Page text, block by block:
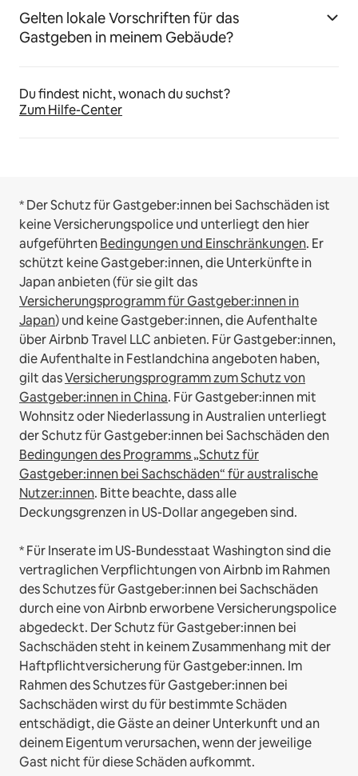
Gelten lokale Vorschriften für das
Gastgeben in meinem Gebäude?
Du findest nicht, wonach du suchst?
Zum Hilfe-Center
* Der Schutz für Gastgeber:innen bei Sachschäden ist
keine Versicherungspolice und unterliegt den hier
aufgeführtenBedingungen und Einschränkungen. Er
schützt keine Gastgeber:innen, die Unterkünfte in
Japan anbieten (für sie gilt das
Versicherungsprogramm für Gastgeber:innen in
Japan) und keine Gastgeber:innen, die Aufenthalte
über Airbnb Travel LLC anbieten. Für Gastgeber:innen,
die Aufenthalte in Festlandchina angeboten haben,
gilt dasVersicherungsprogramm zum Schutz von
Gastgeber:innen in China. Für Gastgeber:innen mit
Wohnsitz oder Niederlassung in Australien unterliegt
der Schutz für Gastgeber:innen bei Sachschäden den
Bedingungen des Programms „Schutz für
Gastgeber:innen bei Sachschäden“ für australische
Nutzer:innen. Bitte beachte, dass alle
Deckungsgrenzen in US-Dollar angegeben sind.
* Für Inserate im US-Bundesstaat Washington sind die
vertraglichen Verpflichtungen von Airbnb im Rahmen
des Schutzes für Gastgeber:innen bei Sachschäden
durch eine von Airbnb erworbene Versicherungspolice
abgedeckt. Der Schutz für Gastgeber:innen bei
Sachschäden steht in keinem Zusammenhang mit der
Haftpflichtversicherung für Gastgeber:innen. Im
Rahmen des Schutzes für Gastgeber:innen bei
Sachschäden wirst du für bestimmte Schäden
entschädigt, die Gäste an deiner Unterkunft und an
deinem Eigentum verursachen, wenn der jeweilige
Gast nicht für diese Schäden aufkommt.